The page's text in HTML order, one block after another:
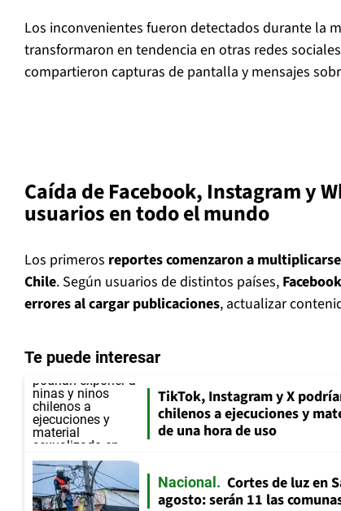
Los inconvenientes fueron detectados durante la
transformaron en tendencia en otras redes
compartieron capturas de pantalla y mensajes
Caída de Facebook, Instagram y
usuarios en todo el mundo
Los primeros reportes comenzaron a
Chile. Según usuarios de distintos países,
errores al cargar publicaciones, actualizar
Te puede interesar
TikTok, Instagram y X
chilenos a ejecuciones y
de una hora de uso
Nacional
Cortes de luz en
agosto: serán 11 las